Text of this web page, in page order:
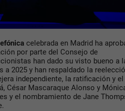
celebrada en Madrid ha
por parte del Consejo de
han dado su visto bueno a
2025 y han respaldado la
independiente, la ratificación y el
César Mascaraque Alonso y
y el nombramiento de Jane